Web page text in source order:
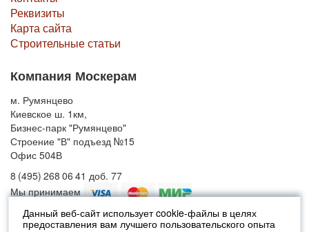
Данный веб-сайт использует cookie-файлы в целях
предоставления вам лучшего пользовательского опыта
Реквизиты
Карта сайта
Строительные статьи
Компания Москерам
м. Румянцево
Киевское ш. 1км,
Бизнес-парк "Румянцево"
Строение "В" подъезд №15
Офис 504В
8 (495) 268 06 41 доб. 77
Мы принимаем
© 2010-2026 Москерам